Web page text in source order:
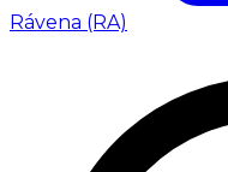
Rávena (RA)